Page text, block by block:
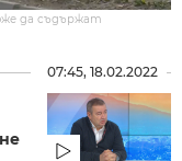
да съдържат
07:45, 18.02.2022